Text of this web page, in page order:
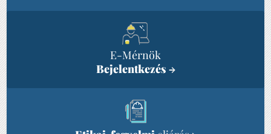
E-Mérnök
Bejelentkezés →